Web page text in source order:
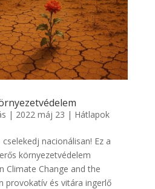
| 2022 máj 23 | Hátlapok
nacionálisan! Ez a
környezetvédelem
Climate Change and the
provokatív és vitára ingerlő